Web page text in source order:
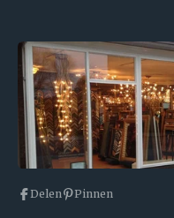
Delen Pinnen